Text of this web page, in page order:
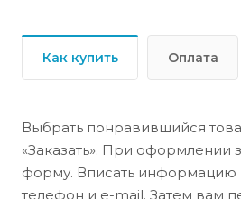
Как купить Оплата
Выбрать понравившийся
«Заказать». При оформлении
форму. Вписать
телефон и e-mail. Затем вам